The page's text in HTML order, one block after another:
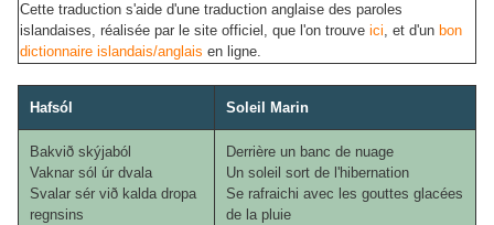
Cette traduction s'aide d'une traduction anglaise des paroles
islandaises, réalisée par le site officiel, que l'on trouve ici, et d'un bon
dictionnaire islandais/anglais en ligne.
Hafsól Soleil Marin
Bakvið skýjaból
Vaknar sól úr dvala
Svalar sér við kalda dropa
regnsins
Derrière un banc de nuage
Un soleil sort de l'hibernation
Se rafraichi avec les gouttes glacées
de la pluie